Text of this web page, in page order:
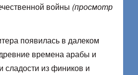
войны (просмотр
появилась в далеком
времена арабы и
сладости из фиников и